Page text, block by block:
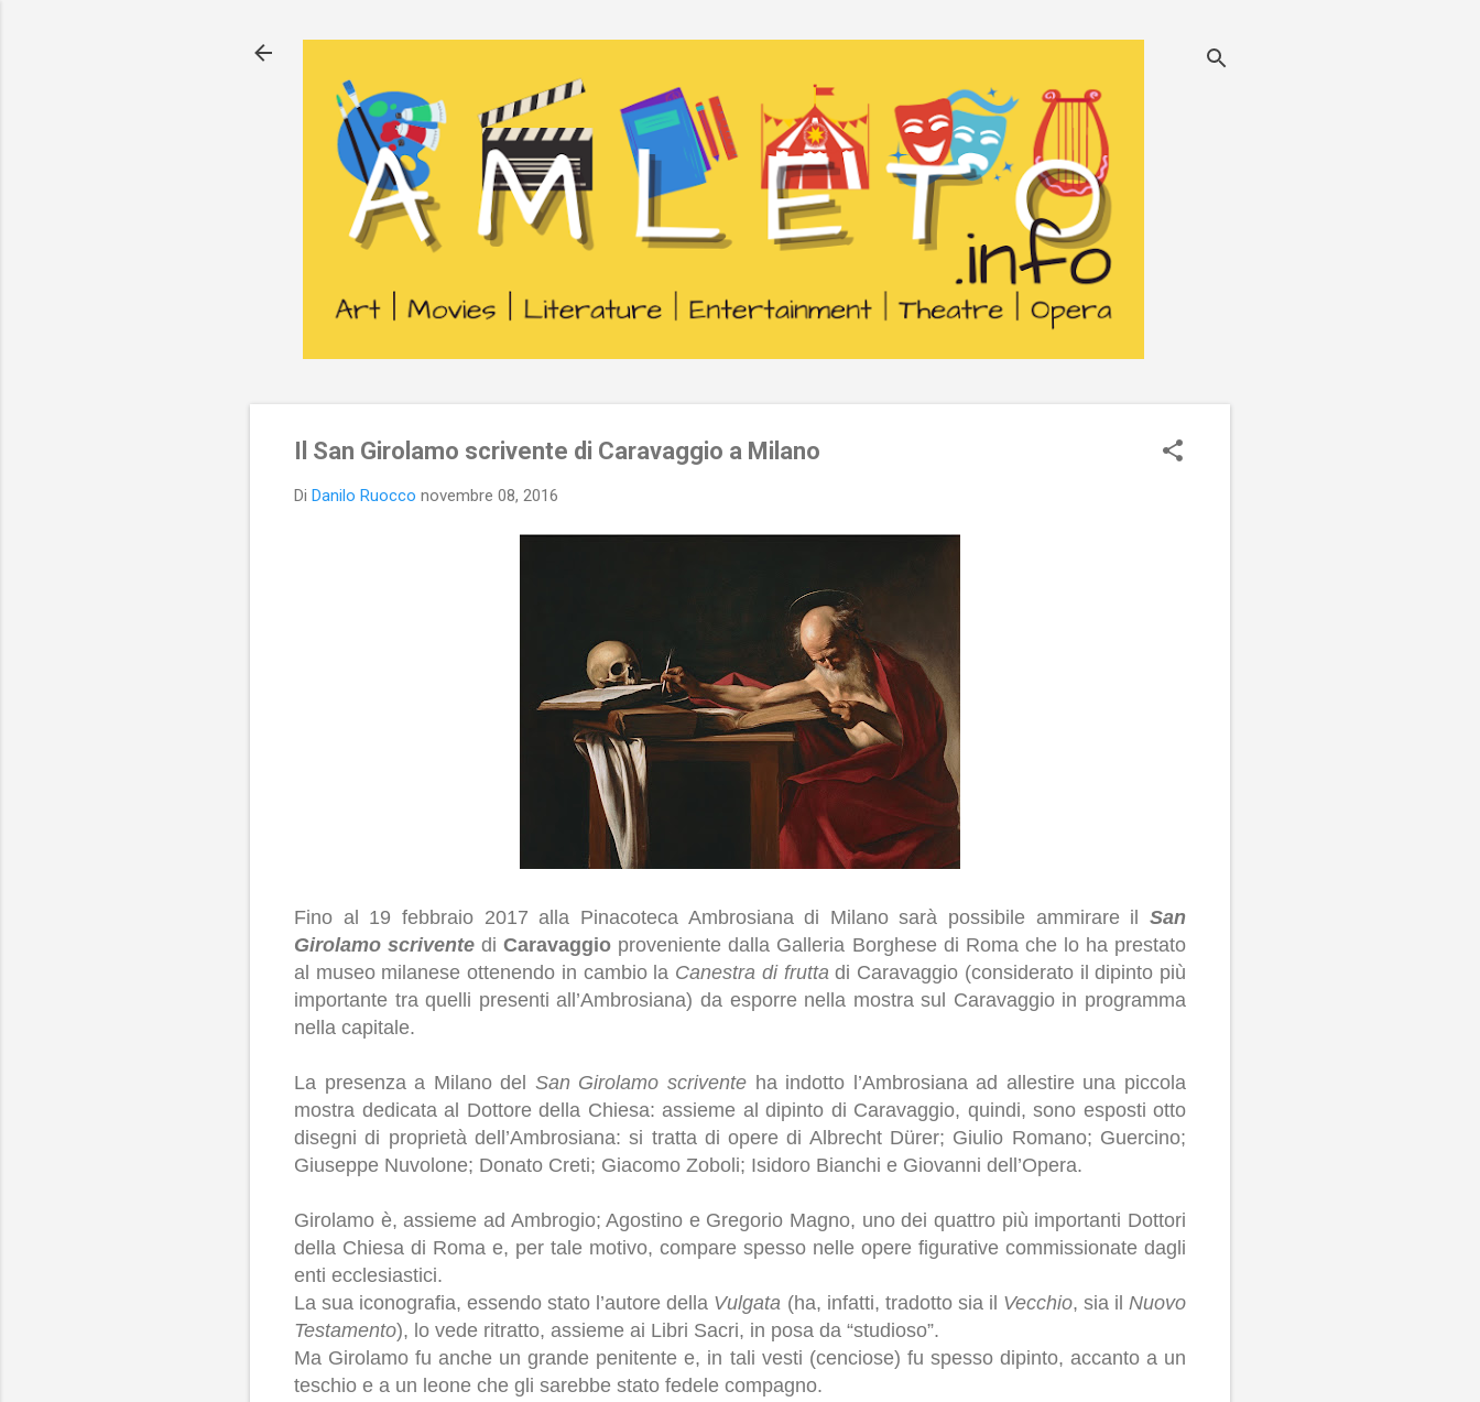
Il San Girolamo scrivente di Caravaggio a Milano
Di Danilo Ruocco novembre 08, 2016
Fino al 19 febbraio 2017 alla Pinacoteca Ambrosiana di Milano sarà possibile ammirare il San
Girolamo scrivente diCaravaggio proveniente dalla Galleria Borghese di Roma che lo ha prestato
al museo milanese ottenendo in cambio la Canestra di frutta di Caravaggio (considerato il dipinto più
importante tra quelli presenti all’Ambrosiana) da esporre nella mostra sul Caravaggio in programma
nella capitale.
La presenza a Milano del San Girolamo scrivente ha indotto l’Ambrosiana ad allestire una piccola
mostra dedicata al Dottore della Chiesa: assieme al dipinto di Caravaggio, quindi, sono esposti otto
disegni di proprietà dell’Ambrosiana: si tratta di opere di Albrecht Dürer; Giulio Romano; Guercino;
Giuseppe Nuvolone; Donato Creti; Giacomo Zoboli; Isidoro Bianchi e Giovanni dell’Opera.
Girolamo è, assieme ad Ambrogio; Agostino e Gregorio Magno, uno dei quattro più importanti Dottori
della Chiesa di Roma e, per tale motivo, compare spesso nelle opere figurative commissionate dagli
enti ecclesiastici.
La sua iconografia, essendo stato l’autore della Vulgata (ha, infatti, tradotto sia il Vecchio, sia il Nuovo
Testamento), lo vede ritratto, assieme ai Libri Sacri, in posa da “studioso”.
Ma Girolamo fu anche un grande penitente e, in tali vesti (cenciose) fu spesso dipinto, accanto a un
teschio e a un leone che gli sarebbe stato fedele compagno.